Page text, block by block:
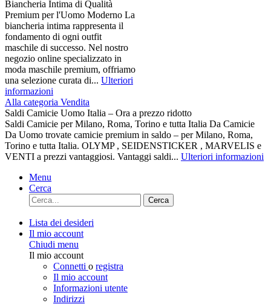
Biancheria Intima di Qualità
Premium per l'Uomo Moderno La
biancheria intima rappresenta il
fondamento di ogni outfit
maschile di successo. Nel nostro
negozio online specializzato in
moda maschile premium, offriamo
una selezione curata di... Ulteriori
informazioni
Alla categoria Vendita
Saldi Camicie Uomo Italia – Ora a prezzo ridotto
Saldi Camicie per Milano, Roma, Torino e tutta Italia Da Camicie
Da Uomo trovate camicie premium in saldo – per Milano, Roma,
Torino e tutta Italia. OLYMP , SEIDENSTICKER , MARVELIS e
VENTI a prezzi vantaggiosi. Vantaggi saldi... Ulteriori informazioni
Menu
Cerca
Cerca
Lista dei desideri
Il mio account
Chiudi menu
Il mio account
Connetti o registra
Il mio account
Informazioni utente
Indirizzi